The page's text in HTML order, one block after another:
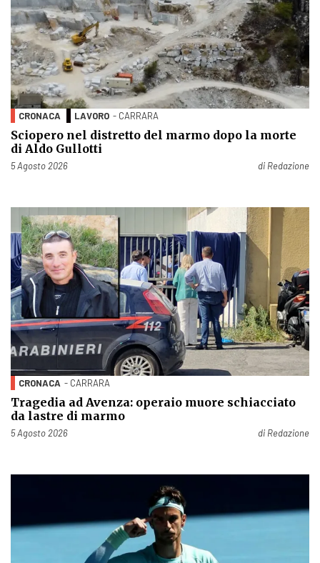
CRONACA LAVORO - CARRARA
Sciopero nel distretto del marmo dopo la morte
di Aldo Gullotti
Pubblicato il
5 Agosto 2026 di Redazione
CRONACA - CARRARA
Tragedia ad Avenza: operaio muore schiacciato
da lastre di marmo
Pubblicato il
5 Agosto 2026 di Redazione